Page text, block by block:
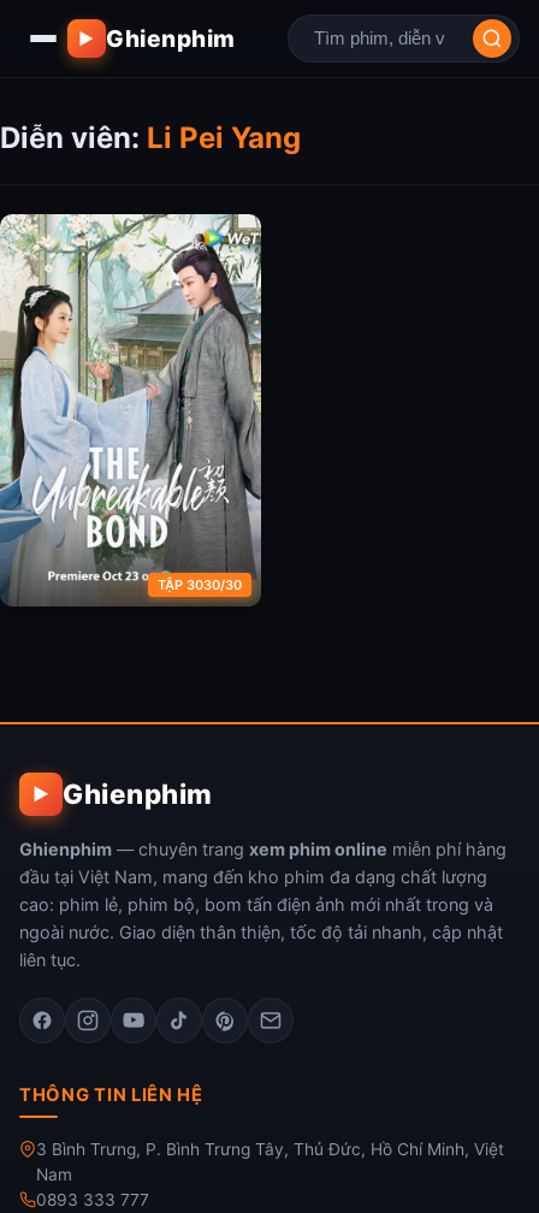
▶ Ghienphim
Diễn viên: Li Pei Yang
TẬP 3030/30
▶ Ghienphim
Ghienphim — chuyên trang xem phim online miễn phí hàng
đầu tại Việt Nam, mang đến kho phim đa dạng chất lượng
cao: phim lẻ, phim bộ, bom tấn điện ảnh mới nhất trong và
ngoài nước. Giao diện thân thiện, tốc độ tải nhanh, cập nhật
liên tục.
THÔNG TIN LIÊN HỆ
3 Bình Trưng, P. Bình Trưng Tây, Thủ Đức, Hồ Chí Minh, Việt
Nam
0893 333 777